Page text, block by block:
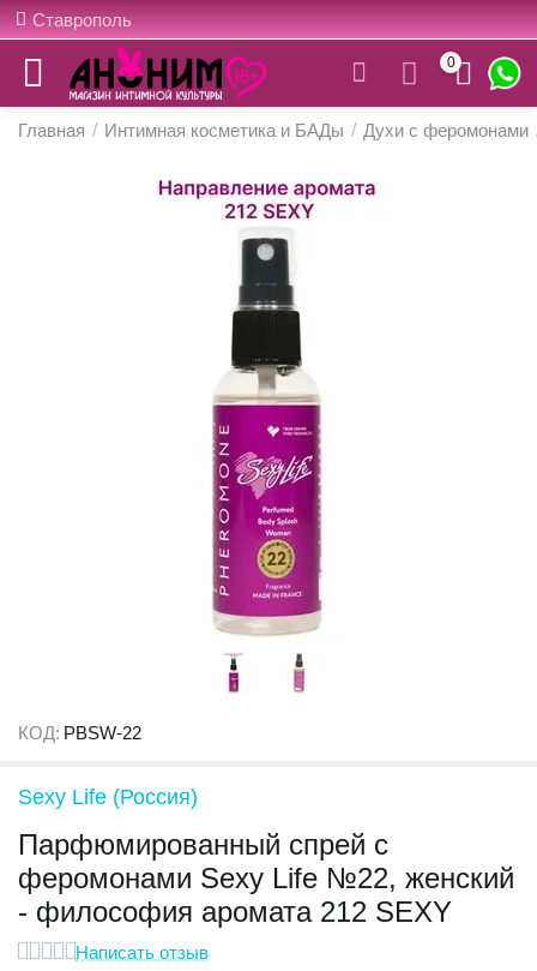
Ставрополь
0
Главная / Интимная косметика и БАДы / Духи с феромонами
КОД: PBSW-22
Sexy Life (Россия)
Парфюмированный спрей с
феромонами Sexy Life №22, женский
- философия аромата 212 SEXY
Написать отзыв